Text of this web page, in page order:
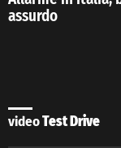
assurdo
videoTest Drive